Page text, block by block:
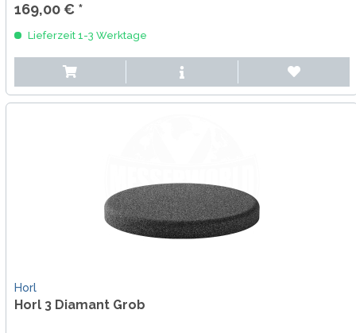
169,00 € *
Lieferzeit 1-3 Werktage
Horl
Horl 3 Diamant Grob